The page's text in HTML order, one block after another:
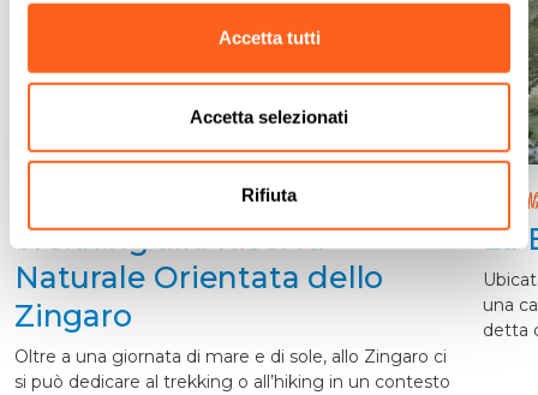
Accetta tutti
Accetta selezionati
Rifiuta
Trekking alla Riserva
Naturale Orientata dello
Zingaro
Oltre a una giornata di mare e di sole, allo Zingaro ci
si può dedicare al trekking o all’hiking in un contesto
La
una
detta